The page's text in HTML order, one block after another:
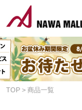
TOP 商品一覧
商品タイプ
価格
カラー